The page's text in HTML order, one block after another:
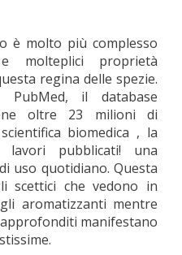
è molto più complesso
molteplici proprietà
regina delle spezie.
il database
oltre 23 milioni di
biomedica , la
lavori pubblicati! una
uso quotidiano. Questa
scettici che vedono in
aromatizzanti mentre
manifestano